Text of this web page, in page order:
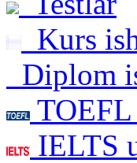
Kurs
Diplom
IELTS